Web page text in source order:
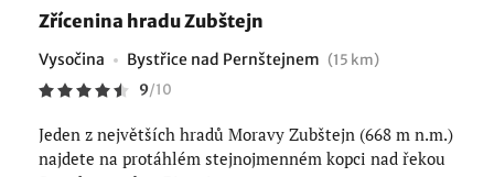
Zřícenina hradu Zubštejn
Vysočina Bystřice nad Pernštejnem (15 km)
9/10
Jeden z největších hradů Moravy Zubštejn (668 m n.m.)
najdete na protáhlém stejnojmenném kopci nad řekou